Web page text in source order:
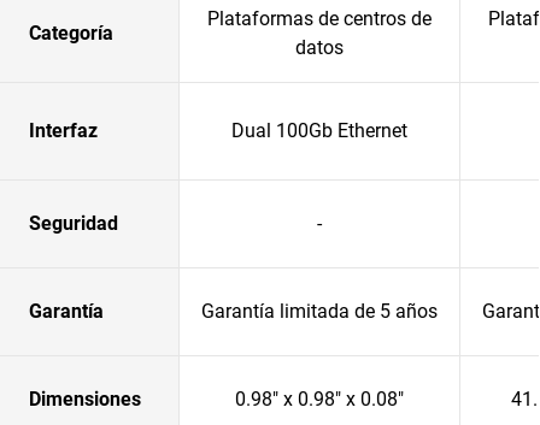
Categoría
Plataformas de centros de
datos
Interfaz Dual 100Gb Ethernet
Seguridad -
Garantía Garantía limitada de 5 años
Dimensiones 0.98" x 0.98" x 0.08"